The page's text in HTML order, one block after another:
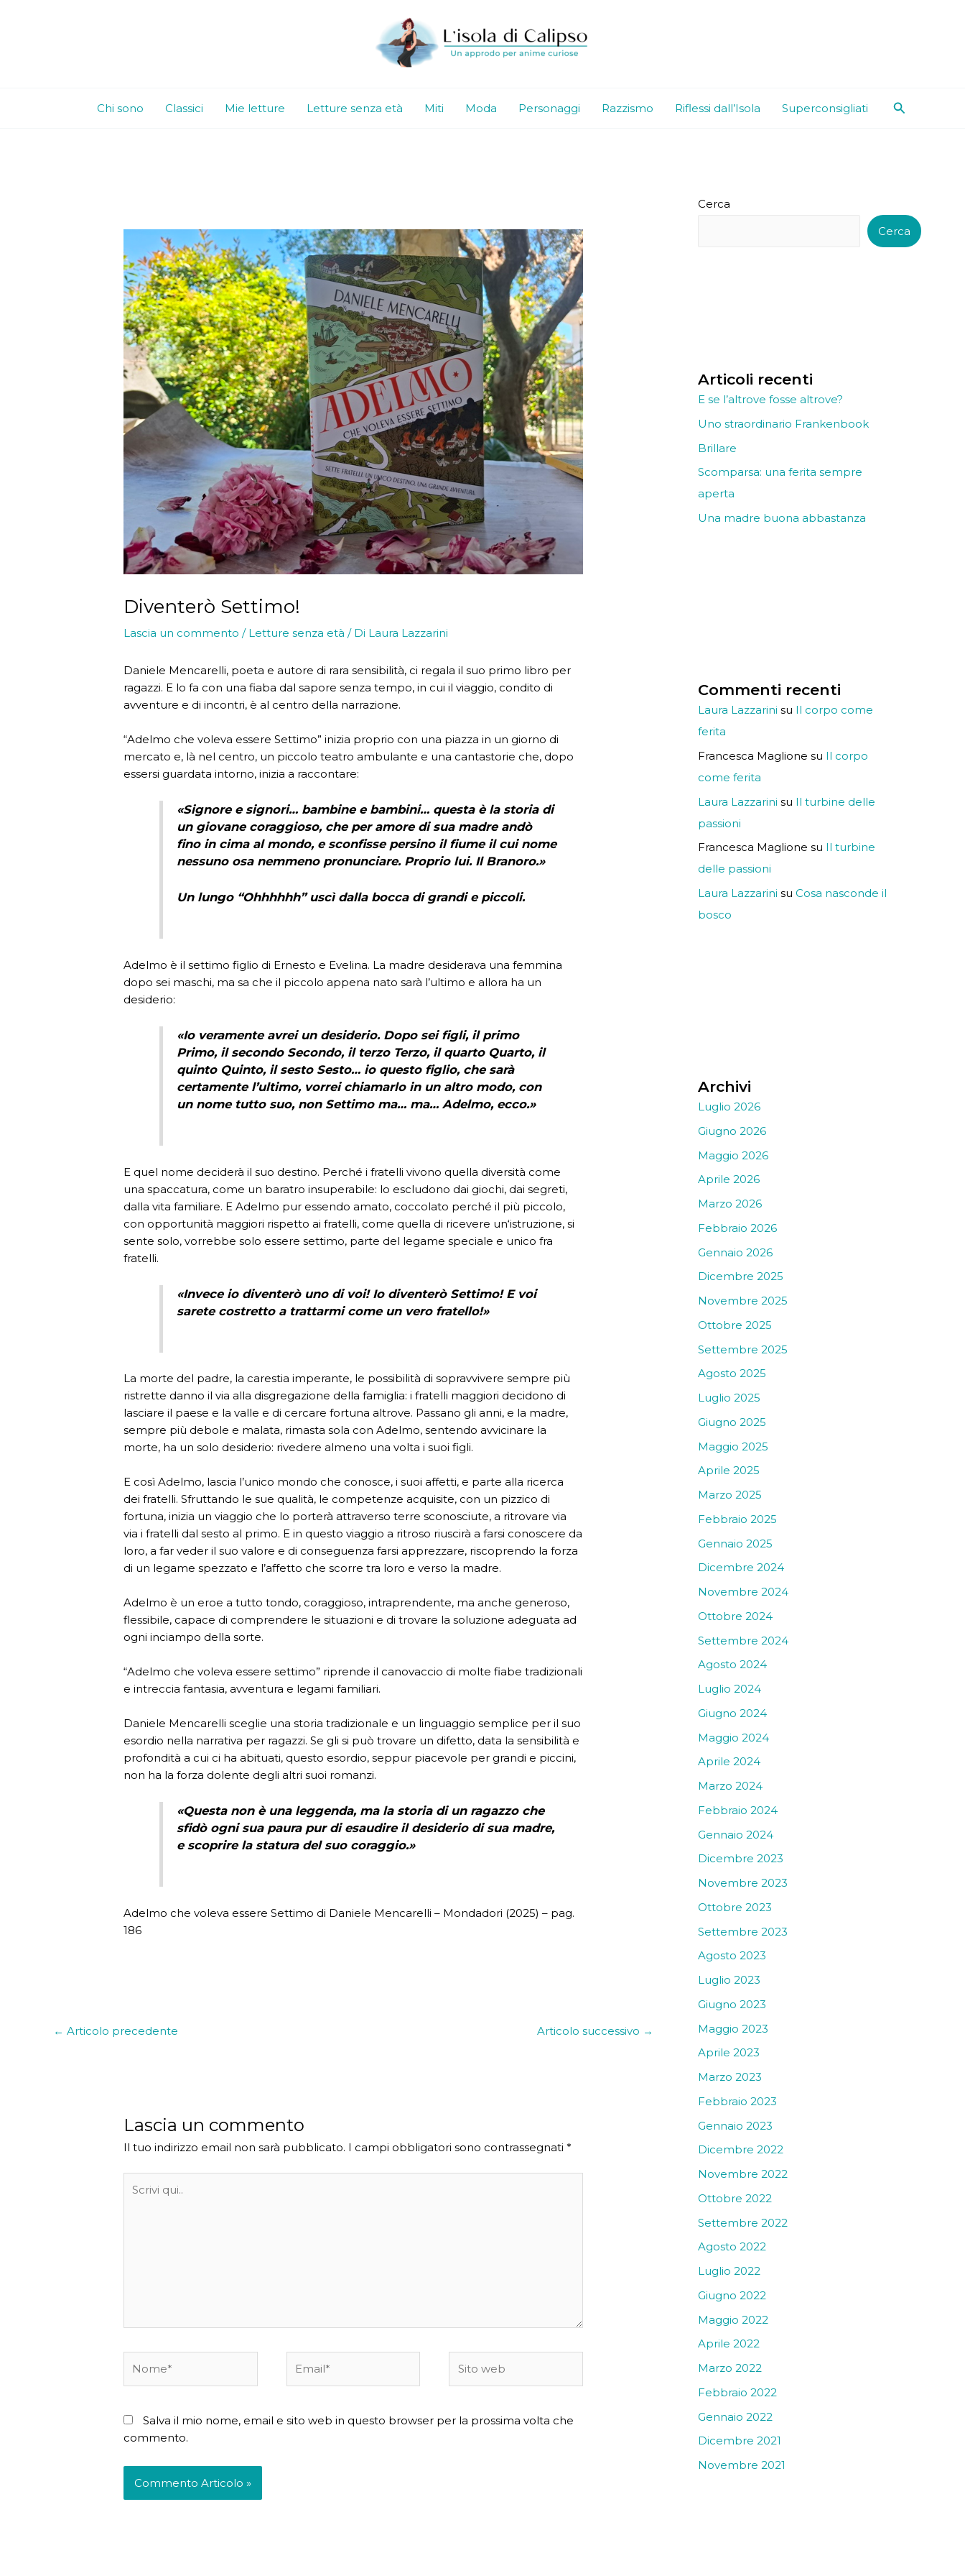
Chi sono Classici Mie letture Letture senza età Miti Moda Personaggi Razzismo Riflessi dall’Isola Superconsigliati Cerca
Diventerò Settimo!
Lascia un commento / Letture senza età / Di Laura Lazzarini
Daniele Mencarelli, poeta e autore di rara sensibilità, ci regala il suo primo libro per
ragazzi. E lo fa con una fiaba dal sapore senza tempo, in cui il viaggio, condito di
avventure e di incontri, è al centro della narrazione.
“Adelmo che voleva essere Settimo” inizia proprio con una piazza in un giorno di
mercato e, là nel centro, un piccolo teatro ambulante e una cantastorie che, dopo
essersi guardata intorno, inizia a raccontare:
«Signore e signori… bambine e bambini… questa è la storia di
un giovane coraggioso, che per amore di sua madre andò
fino in cima al mondo, e sconfisse persino il fiume il cui nome
nessuno osa nemmeno pronunciare. Proprio lui. Il Branoro.»
Un lungo “Ohhhhhh” uscì dalla bocca di grandi e piccoli.
Adelmo è il settimo figlio di Ernesto e Evelina. La madre desiderava una femmina
dopo sei maschi, ma sa che il piccolo appena nato sarà l’ultimo e allora ha un
desiderio:
«Io veramente avrei un desiderio. Dopo sei figli, il primo
Primo, il secondo Secondo, il terzo Terzo, il quarto Quarto, il
quinto Quinto, il sesto Sesto… io questo figlio, che sarà
certamente l’ultimo, vorrei chiamarlo in un altro modo, con
un nome tutto suo, non Settimo ma… ma… Adelmo, ecco.»
E quel nome deciderà il suo destino. Perché i fratelli vivono quella diversità come
una spaccatura, come un baratro insuperabile: lo escludono dai giochi, dai segreti,
dalla vita familiare. E Adelmo pur essendo amato, coccolato perché il più piccolo,
con opportunità maggiori rispetto ai fratelli, come quella di ricevere un‘istruzione, si
sente solo, vorrebbe solo essere settimo, parte del legame speciale e unico fra
fratelli.
«Invece io diventerò uno di voi! Io diventerò Settimo! E voi
sarete costretto a trattarmi come un vero fratello!»
La morte del padre, la carestia imperante, le possibilità di sopravvivere sempre più
ristrette danno il via alla disgregazione della famiglia: i fratelli maggiori decidono di
lasciare il paese e la valle e di cercare fortuna altrove. Passano gli anni, e la madre,
sempre più debole e malata, rimasta sola con Adelmo, sentendo avvicinare la
morte, ha un solo desiderio: rivedere almeno una volta i suoi figli.
E così Adelmo, lascia l’unico mondo che conosce, i suoi affetti, e parte alla ricerca
dei fratelli. Sfruttando le sue qualità, le competenze acquisite, con un pizzico di
fortuna, inizia un viaggio che lo porterà attraverso terre sconosciute, a ritrovare via
via i fratelli dal sesto al primo. E in questo viaggio a ritroso riuscirà a farsi conoscere da
loro, a far veder il suo valore e di conseguenza farsi apprezzare, riscoprendo la forza
di un legame spezzato e l’affetto che scorre tra loro e verso la madre.
Adelmo è un eroe a tutto tondo, coraggioso, intraprendente, ma anche generoso,
flessibile, capace di comprendere le situazioni e di trovare la soluzione adeguata ad
ogni inciampo della sorte.
“Adelmo che voleva essere settimo” riprende il canovaccio di molte fiabe tradizionali
e intreccia fantasia, avventura e legami familiari.
Daniele Mencarelli sceglie una storia tradizionale e un linguaggio semplice per il suo
esordio nella narrativa per ragazzi. Se gli si può trovare un difetto, data la sensibilità e
profondità a cui ci ha abituati, questo esordio, seppur piacevole per grandi e piccini,
non ha la forza dolente degli altri suoi romanzi.
«Questa non è una leggenda, ma la storia di un ragazzo che
sfidò ogni sua paura pur di esaudire il desiderio di sua madre,
e scoprire la statura del suo coraggio.»
Adelmo che voleva essere Settimo di Daniele Mencarelli – Mondadori (2025) – pag.
186
← Articolo precedente Articolo successivo →
Lascia un commento
Il tuo indirizzo email non sarà pubblicato. I campi obbligatori sono contrassegnati*
qui..
web
Salva il mio nome, email e sito web in questo browser per la prossima volta che
commento.
Cerca
Cerca
Articoli recenti
E se l’altrove fosse altrove?
Uno straordinario Frankenbook
Brillare
Scomparsa: una ferita sempre
aperta
Una madre buona abbastanza
Commenti recenti
Laura Lazzarini su Il corpo come
ferita
Francesca Maglione su Il corpo
come ferita
Laura Lazzarini su Il turbine delle
passioni
Francesca Maglione su Il turbine
delle passioni
Laura Lazzarini su Cosa nasconde il
bosco
Archivi
Luglio 2026
Giugno 2026
Maggio 2026
Aprile 2026
Marzo 2026
Febbraio 2026
Gennaio 2026
Dicembre 2025
Novembre 2025
Ottobre 2025
Settembre 2025
Agosto 2025
Luglio 2025
Giugno 2025
Maggio 2025
Aprile 2025
Marzo 2025
Febbraio 2025
Gennaio 2025
Dicembre 2024
Novembre 2024
Ottobre 2024
Settembre 2024
Agosto 2024
Luglio 2024
Giugno 2024
Maggio 2024
Aprile 2024
Marzo 2024
Febbraio 2024
Gennaio 2024
Dicembre 2023
Novembre 2023
Ottobre 2023
Settembre 2023
Agosto 2023
Luglio 2023
Giugno 2023
Maggio 2023
Aprile 2023
Marzo 2023
Febbraio 2023
Gennaio 2023
Dicembre 2022
Novembre 2022
Ottobre 2022
Settembre 2022
Agosto 2022
Luglio 2022
Giugno 2022
Maggio 2022
Aprile 2022
Marzo 2022
Febbraio 2022
Gennaio 2022
Dicembre 2021
Novembre 2021